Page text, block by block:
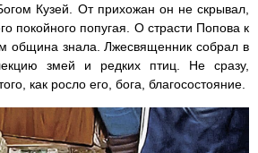
Кузей. От прихожан он не скрывал,
покойного попугая. О страсти Попова к
община знала. Лжесвященник собрал в
змей и редких птиц. Не сразу,
как росло его, бога, благосостояние.